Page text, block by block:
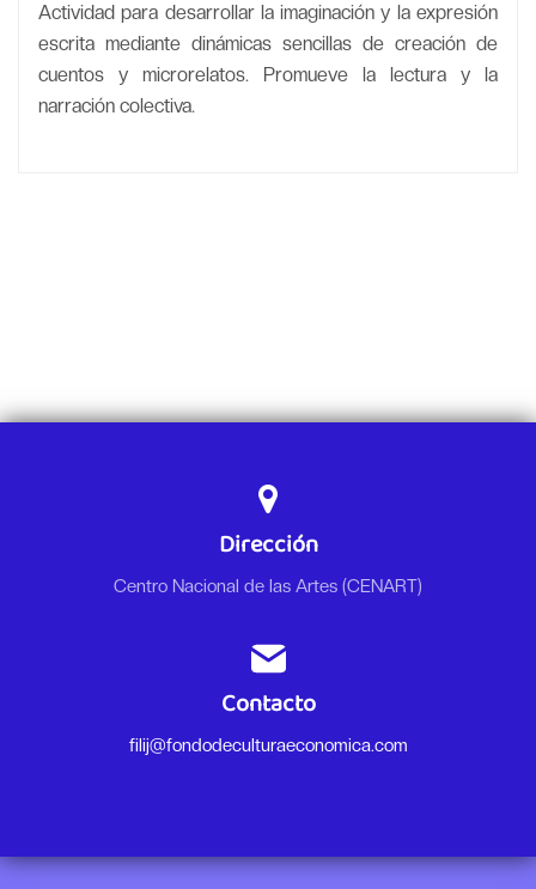
Actividad para desarrollar la imaginación y la expresión
escrita mediante dinámicas sencillas de creación de
cuentos y microrelatos. Promueve la lectura y la
narración colectiva.
Dirección
Centro Nacional de las Artes (CENART)
Contacto
filij@fondodeculturaeconomica.com